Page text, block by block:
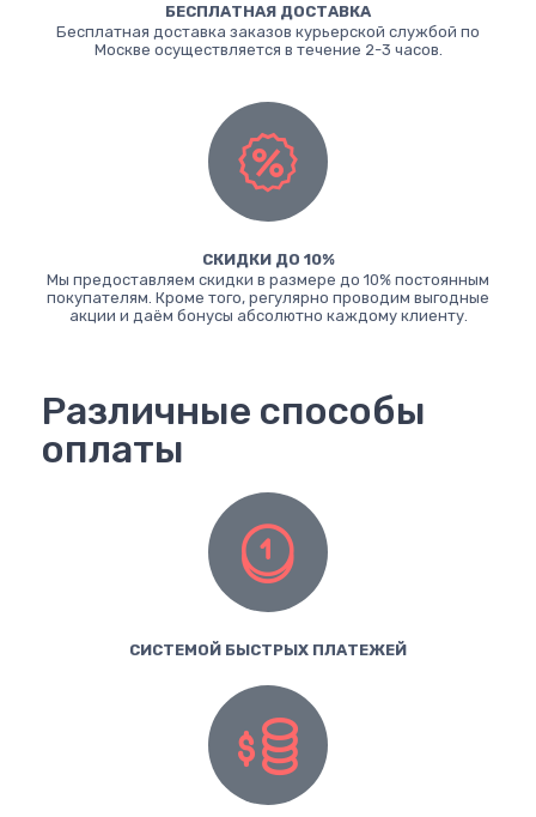
БЕСПЛАТНАЯ ДОСТАВКА
Бесплатная доставка заказов курьерской службой по
Москве осуществляется в течение 2-3 часов.
СКИДКИ ДО 10%
Мы предоставляем скидки в размере до 10% постоянным
покупателям. Кроме того, регулярно проводим выгодные
акции и даём бонусы абсолютно каждому клиенту.
Различные способы
оплаты
СИСТЕМОЙ БЫСТРЫХ ПЛАТЕЖЕЙ